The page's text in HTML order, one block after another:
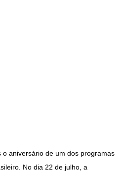
aniversário de um dos programas
No dia 22 de julho, a